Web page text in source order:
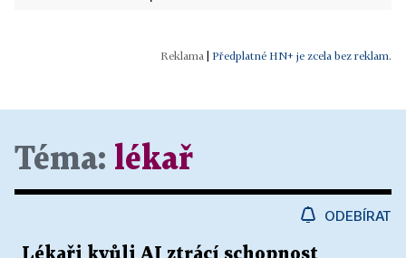
Předplatné HN+ je zcela bez reklam.
Téma: lékař
ODEBÍRAT